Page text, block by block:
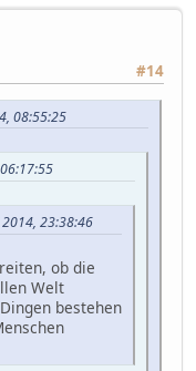
#14
08:55:25
23:38:46
ob die
Welt
bestehen